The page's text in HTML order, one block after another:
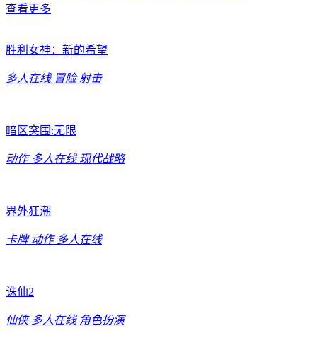
查看更多
胜利女神：新的希望
多人在线 冒险 射击
暗区突围:无限
动作 多人在线 现代战略
界外狂潮
卡牌 动作 多人在线
诛仙2
仙侠 多人在线 角色扮演